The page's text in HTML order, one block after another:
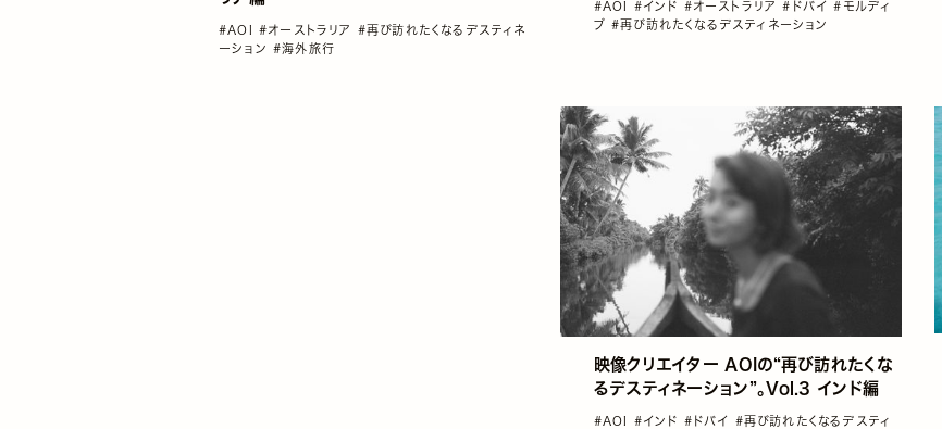
#AOI #オーストラリア #再び訪れたくなるデスティネ
ーション #海外旅行
#AOI #インド #オーストラリア#ドバイ#モルディ
ブ#再び訪れたくなるデスティネーション
映像クリエイター AOIの“再び訪れたくな
るデスティネーション”。Vol.3 インド編
#AOI #インド #ドバイ #再び訪れたくなるデスティ